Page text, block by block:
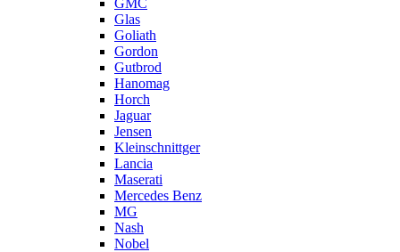
GMC
Glas
Goliath
Gordon
Gutbrod
Hanomag
Horch
Jaguar
Jensen
Kleinschnittger
Lancia
Maserati
Mercedes Benz
MG
Nash
Nobel